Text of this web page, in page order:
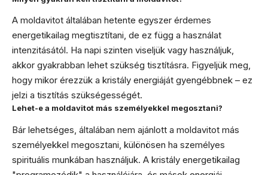
A moldavitot általában hetente egyszer érdemes
energetikailag megtisztítani, de ez függ a használat
intenzitásától. Ha napi szinten viseljük vagy használjuk,
akkor gyakrabban lehet szükség tisztításra. Figyeljük meg,
hogy mikor érezzük a kristály energiáját gyengébbnek – ez
jelzi a tisztítás szükségességét.
Lehet-e a moldavitot más személyekkel megosztani?
Bár lehetséges, általában nem ajánlott a moldavitot más
személyekkel megosztani, különösen ha személyes
spirituális munkában használjuk. A kristály energetikailag